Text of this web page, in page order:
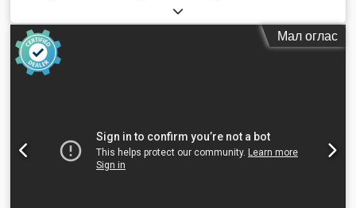
Мал оглас